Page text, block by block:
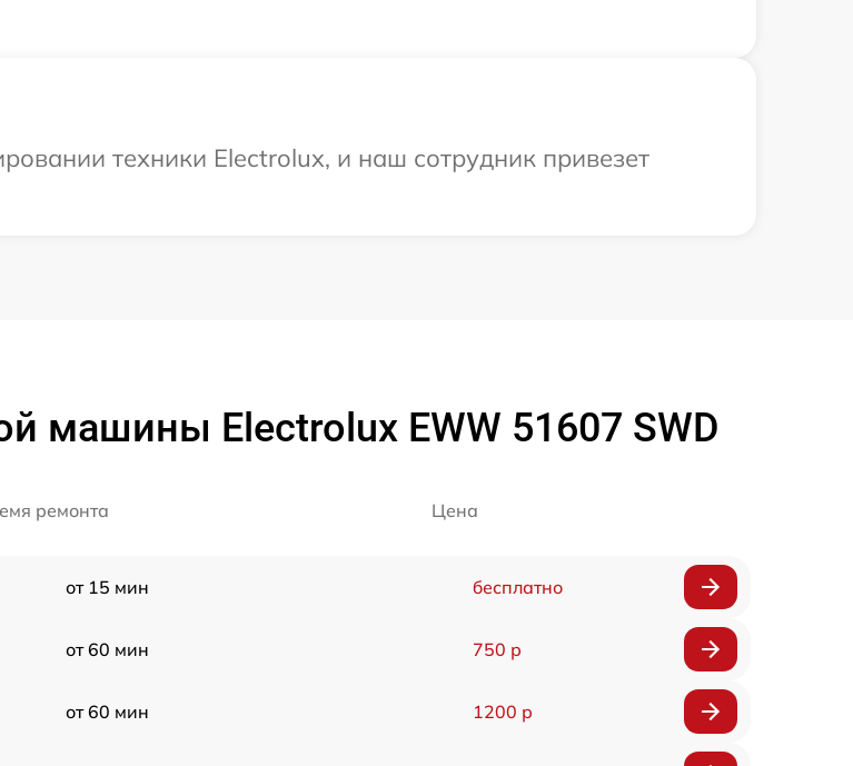
техники Electrolux, и наш сотрудник привезет
машины Electrolux EWW 51607 SWD
ремонта Цена
от 15 мин бесплатно
от 60 мин 750 р
от 60 мин 1200 р